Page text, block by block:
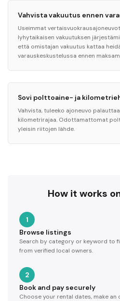
Vahvista vakuutus ennen
Useimmat
lyhytaikaisen vakuutuksen
että omistajan vakuutus kattaa
varauskeskustelussa ennen
Sovi polttoaine- ja
Vahvista, tuleeko ajoneuvo
kilometrirajaa. Odottamattomat
yleisin riitojen lähde.
How it works
1
Browse listings
Search by category or keyword to
from verified local owners.
2
Book and pay securely
Choose your rental dates, make an